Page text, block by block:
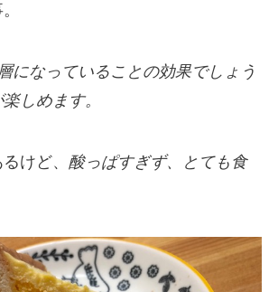
になっていることの効果でしょう
しめます。
けど、 酸っぱすぎず、とても食